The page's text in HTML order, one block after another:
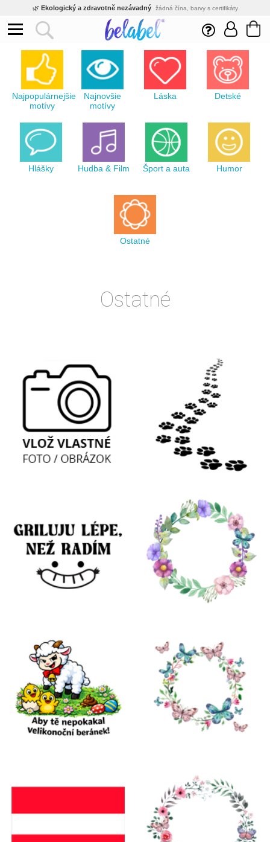
🌿 Ekologický a zdravotně nezávadný žádná čína, barvy s certifikáty
Inovativní výroba vlastní vývoj, nejnovější technologie
Rychlé dodání expedujeme do 24h
🔥 Kvalita pod kontrolou jsme přímý výrobce, žádný zprostředkovatel
🛒Eshop s tradicí od roku 2010 tisíce spokojených zákazníků
Najpopulárnejšie
motívy
Najnovšie
motívy
Láska Detské
Hlášky Hudba & Film Šport a auta Humor
Ostatné
Ostatné